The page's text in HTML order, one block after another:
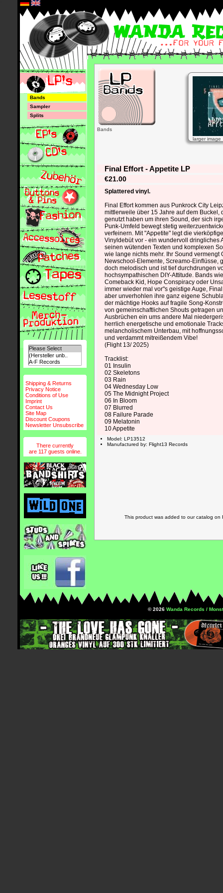
Bands
Sampler
Splits
Shipping & Returns
Privacy Notice
Conditions of Use
Imprint
Contact Us
Site Map
Discount Coupons
Newsletter Unsubscribe
There currently
are 117 guests online.
Bands
larger image
Final Effort - Appetite LP
€21.00
Splattered vinyl.
Final Effort kommen aus Punkrock City
mittlerweile über 15 Jahre auf dem Buckel,
genutzt haben um ihren Sound, der sich
Punk-Umfeld bewegt stetig
verfeinern. Mit "Appetite" legt die
Vinyldebüt vor - ein wundervoll dringliches
seinen wütenden Texten und komplexen
wie lange nichts mehr. Ihr Sound vermengt
Newschool-Elemente, Screamo-Einflüsse,
doch melodisch und ist tief durchdrungen
hochsympathischen DIY-Attitude. Bands
Comeback Kid, Hope Conspiracy oder
immer wieder mal vor"s geistige Auge,
aber unverhohlen ihre ganz eigene
der mächtige Hooks auf fragile Song-
von gemeinschaftlichen Shouts getragen
Ausbrüchen ein ums andere Mal
herrlich energetische und emotionale
melancholischem Unterbau, mit
und verdammt mitreißendem Vibe!
(Flight 13/ 2025)
Tracklist:
01 Insulin
02 Skeletons
03 Rain
04 Wednesday Low
05 The Midnight Project
06 In Bloom
07 Blurred
08 Failure Parade
09 Melatonin
10 Appetite
Model: LP13512
Manufactured by: Flight13 Records
This product was added to our catalog on
© 2026 Wanda Records /